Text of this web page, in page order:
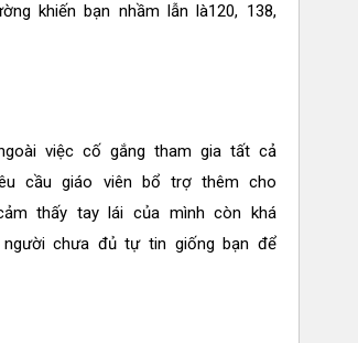
khiến bạn nhầm lẫn là120, 138,
việc cố gắng tham gia tất cả
cầu giáo viên bổ trợ thêm cho
thấy tay lái của mình còn khá
người chưa đủ tự tin giống bạn để